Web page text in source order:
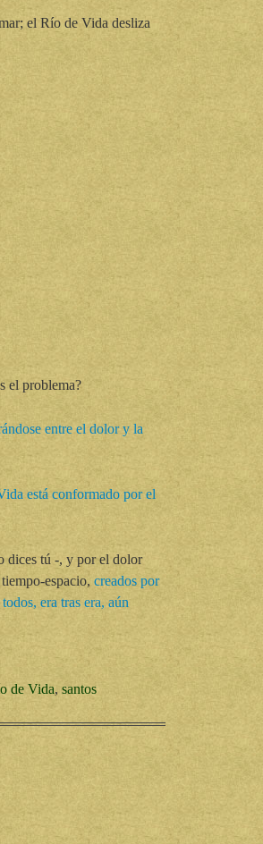
el Río de Vida desliza
el problema?
entre el dolor y la
está conformado por el
dices tú -, y por el dolor
espacio, creados por
era tras era, aún
de Vida, santos